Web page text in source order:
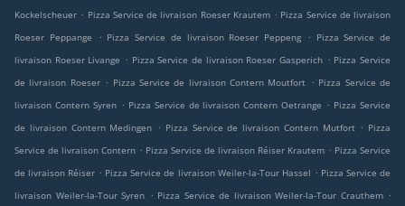
Kockelscheuer . Pizza Service de livraison Roeser Krautem . Pizza Service de livraison
Roeser Peppange
. Pizza Service de livraison Roeser Peppeng . Pizza Service de
livraison Roeser Livange . Pizza Service de livraison Roeser Gasperich . Pizza Service
de livraison Roeser . Pizza Service de livraison Contern Moutfort . Pizza Service de
livraison Contern Syren . Pizza Service de livraison Contern Oetrange . Pizza Service
de livraison Contern Medingen . Pizza Service de livraison Contern Mutfort . Pizza
Service de livraison Contern . Pizza Service de livraison Réiser Krautem . Pizza Service
de livraison Réiser . Pizza Service de livraison Weiler-la-Tour Hassel . Pizza Service de
livraison Weiler-la-Tour Syren . Pizza Service de livraison Weiler-la-Tour Crauthem .